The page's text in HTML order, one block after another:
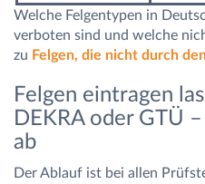
Welche Felgentypen in
verboten sind und welche
zu Felgen, die nicht durch
Felgen eintragen
DEKRA oder GTÜ
ab
Der Ablauf ist bei allen